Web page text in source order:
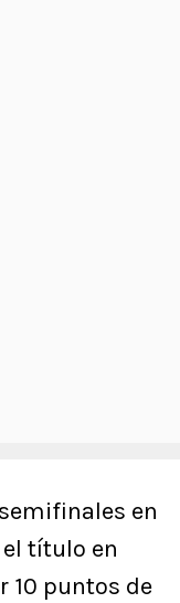
en
el título en
10 puntos de